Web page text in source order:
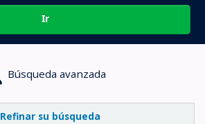
Ir
Búsqueda avanzada
Refinar su búsqueda